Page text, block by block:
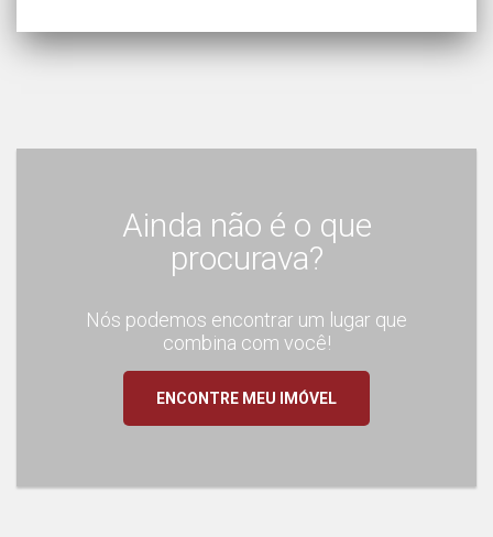
Ainda não é o que
procurava?
Nós podemos encontrar um lugar que
combina com você!
ENCONTRE MEU IMÓVEL